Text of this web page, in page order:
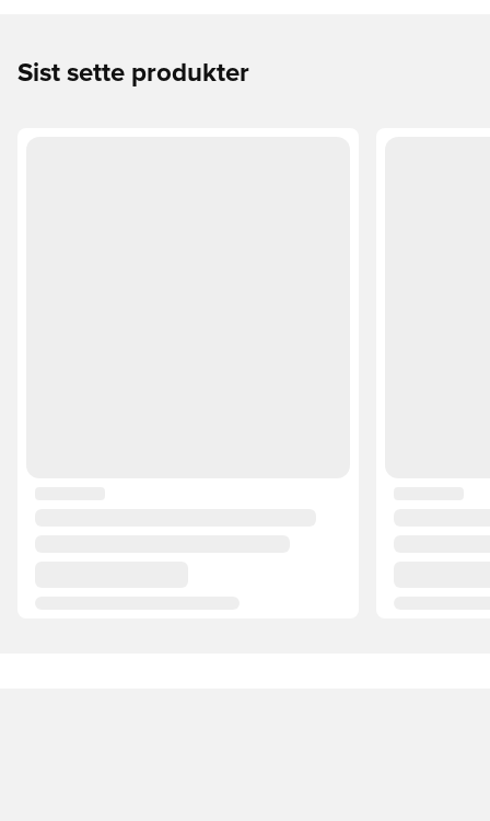
Sist sette produkter